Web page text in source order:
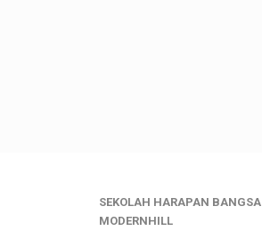
SEKOLAH HARAPAN BANGSA
MODERNHILL